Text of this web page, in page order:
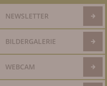
NEWSLETTER
BILDERGALERIE
WEBCAM